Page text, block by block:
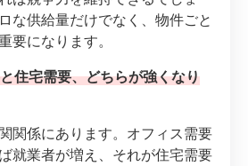
な供給量だけでなく、物件ごと
要になります。
住宅需要、どちらが強くなり
関係にあります。オフィス需要
就業者が増え、それが住宅需要